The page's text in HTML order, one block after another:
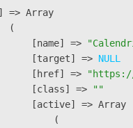
=> Array
(
[name] =>
[target] =>
NULL
[href] =>
[class] =>
""
[active] => Array
(